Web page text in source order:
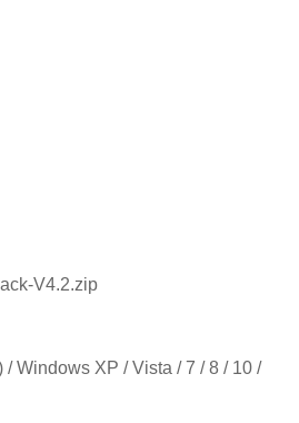
V4.2.zip
/ Windows XP / Vista / 7 / 8 / 10 /